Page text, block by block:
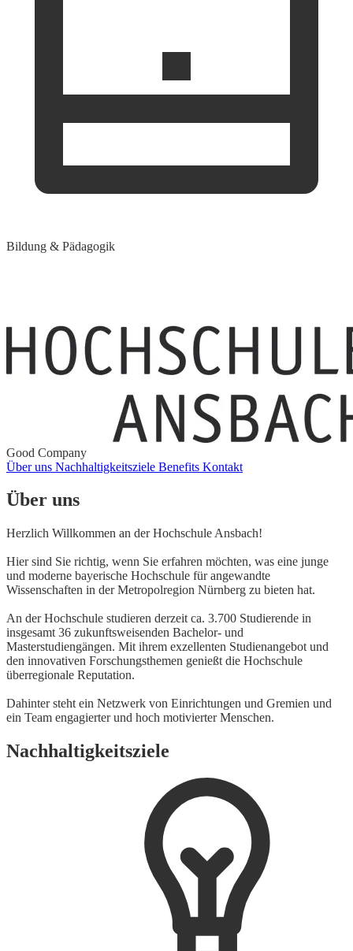
Bildung & Pädagogik
Good Company
Über uns Nachhaltigkeitsziele Benefits Kontakt
Über uns
Herzlich Willkommen an der Hochschule Ansbach!
Hier sind Sie richtig, wenn Sie erfahren möchten, was eine junge
und moderne bayerische Hochschule für angewandte
Wissenschaften in der Metropolregion Nürnberg zu bieten hat.
An der Hochschule studieren derzeit ca. 3.700 Studierende in
insgesamt 36 zukunftsweisenden Bachelor- und
Masterstudiengängen. Mit ihrem exzellenten Studienangebot und
den innovativen Forschungsthemen genießt die Hochschule
überregionale Reputation.
Dahinter steht ein Netzwerk von Einrichtungen und Gremien und
ein Team engagierter und hoch motivierter Menschen.
Nachhaltigkeitsziele